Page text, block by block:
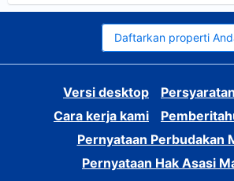
Daftarkan properti
Versi desktop
Cara kerja kami
Pernyataan Perbudakan
Pernyataan Hak Asasi